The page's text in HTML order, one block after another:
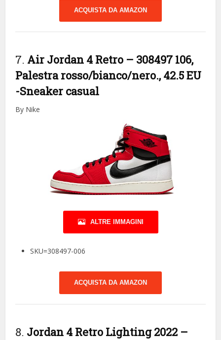
ACQUISTA DA AMAZON
7. Air Jordan 4 Retro – 308497 106,
Palestra rosso/bianco/nero., 42.5 EU
-Sneaker casual
By Nike
ALTRE IMMAGINI
SKU=308497-006
ACQUISTA DA AMAZON
8. Jordan 4 Retro Lighting 2022 –